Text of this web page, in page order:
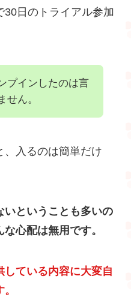
日のトライアル参加
プインしたのは言
せん。
、入るのは簡単だけ
いということも多いの
心配は無用です。
している内容に大変自